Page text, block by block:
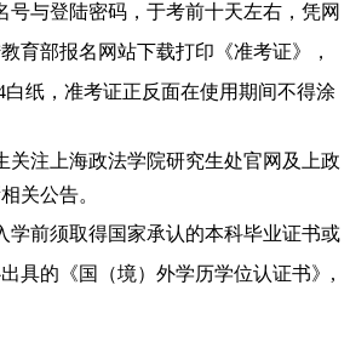
号与登陆密码， 于考前十天左右 ，凭网
育部报名网站下载打印《准考证》，
白纸，准考证正反面在使用期间不得涂
关注上海政法学院研究生处官网及上政
关公告。
学前须取得国家承认的本科毕业证书或
具的《国（境）外学历学位认证书》 ,